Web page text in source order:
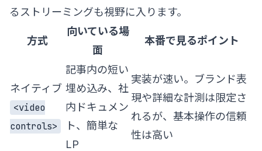
るストリーミングも視野に入ります。
方式
向いている場
面
本番で見るポイント
ネイティブ
<video
controls>
記事内の短い
埋め込み、社
内ドキュメン
ト、簡単な
LP
実装が速い。ブランド表
現や詳細な計測は限定さ
れるが、基本操作の信頼
性は高い